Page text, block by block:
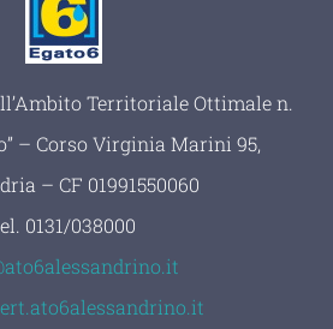
Territoriale Ottimale n.
– Corso Virginia Marini 95,
– CF 01991550060
0131/038000